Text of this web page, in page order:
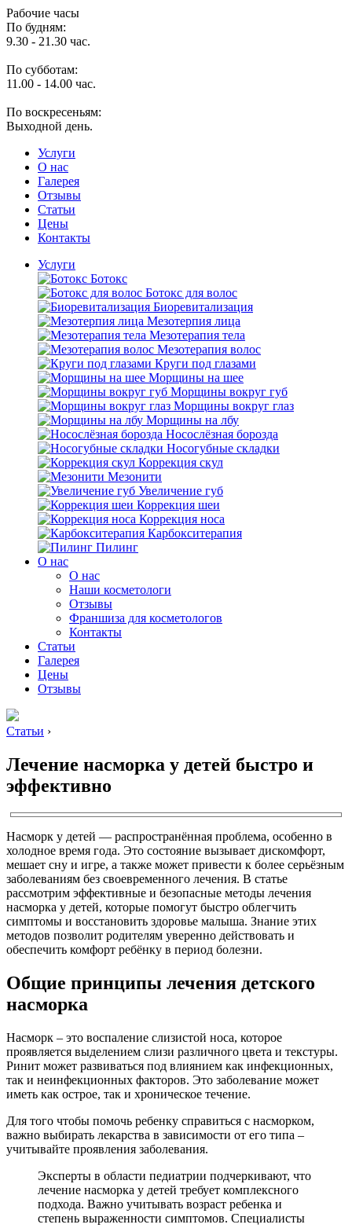
Рабочие часы
По будням:
9.30 - 21.30 час.
По субботам:
11.00 - 14.00 час.
По воскресеньям:
Выходной день.
Услуги
O нас
Галерея
Отзывы
Статьи
Цены
Контакты
Услуги
Ботокс
Ботокс для волос
Биоревитализация
Мезотерпия лица
Мезотерапия тела
Мезотерапия волос
Круги под глазами
Морщины на шее
Морщины вокруг губ
Морщины вокруг глаз
Морщины на лбу
Носослёзная борозда
Носогубные складки
Коррекция скул
Мезонити
Увеличение губ
Коррекция шеи
Коррекция носа
Карбокситерапия
Пилинг
O нас
O нас
Наши косметологи
Отзывы
Франшиза для косметологов
Контакты
Статьи
Галерея
Цены
Отзывы
Статьи ›
Лечение насморка у детей быстро и
эффективно
Насморк у детей — распространённая проблема, особенно в
холодное время года. Это состояние вызывает дискомфорт,
мешает сну и игре, а также может привести к более серьёзным
заболеваниям без своевременного лечения. В статье
рассмотрим эффективные и безопасные методы лечения
насморка у детей, которые помогут быстро облегчить
симптомы и восстановить здоровье малыша. Знание этих
методов позволит родителям уверенно действовать и
обеспечить комфорт ребёнку в период болезни.
Общие принципы лечения детского
насморка
Насморк – это воспаление слизистой носа, которое
проявляется выделением слизи различного цвета и текстуры.
Ринит может развиваться под влиянием как инфекционных,
так и неинфекционных факторов. Это заболевание может
иметь как острое, так и хроническое течение.
Для того чтобы помочь ребенку справиться с насморком,
важно выбирать лекарства в зависимости от его типа –
учитывайте проявления заболевания.
Эксперты в области педиатрии подчеркивают, что
лечение насморка у детей требует комплексного
подхода. Важно учитывать возраст ребенка и
степень выраженности симптомов. Специалисты